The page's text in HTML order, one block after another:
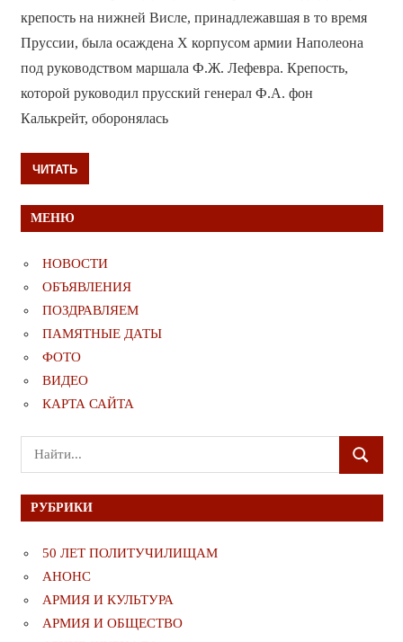
крепость на нижней Висле, принадлежавшая в то время
Пруссии, была осаждена X корпусом армии Наполеона
под руководством маршала Ф.Ж. Лефевра. Крепость,
которой руководил прусский генерал Ф.А. фон
Калькрейт, оборонялась
ЧИТАТЬ
МЕНЮ
НОВОСТИ
ОБЪЯВЛЕНИЯ
ПОЗДРАВЛЯЕМ
ПАМЯТНЫЕ ДАТЫ
ФОТО
ВИДЕО
КАРТА САЙТА
Поиск
для:
ПОИСК
РУБРИКИ
50 ЛЕТ ПОЛИТУЧИЛИЩАМ
АНОНС
АРМИЯ И КУЛЬТУРА
АРМИЯ И ОБЩЕСТВО